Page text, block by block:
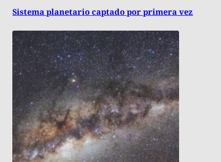
Sistema planetario captado por primera vez